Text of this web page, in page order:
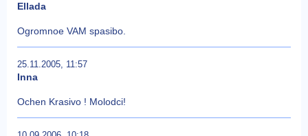
Ellada
Ogromnoe VAM spasibo.
25.11.2005, 11:57
Inna
Ochen Krasivo ! Molodci!